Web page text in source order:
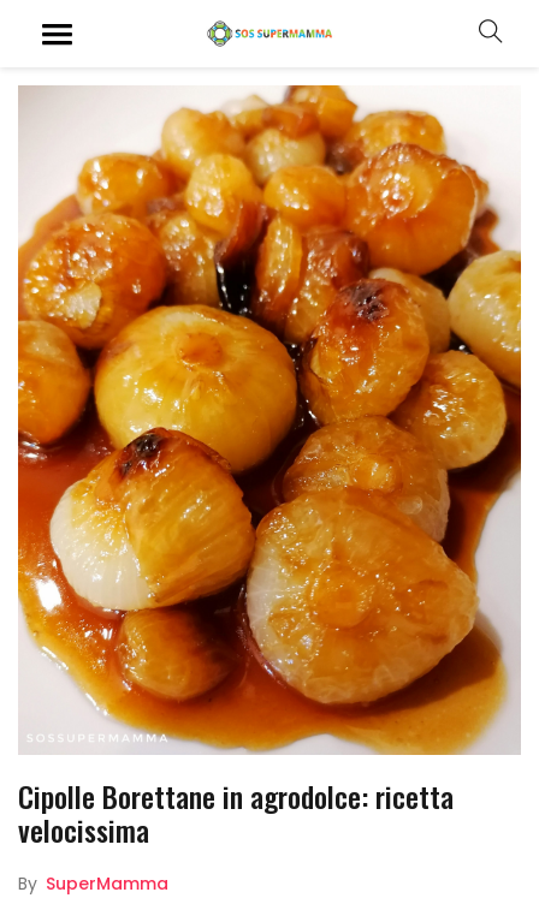
Cipolle Borettane in agrodolce: ricetta
velocissima
By SuperMamma